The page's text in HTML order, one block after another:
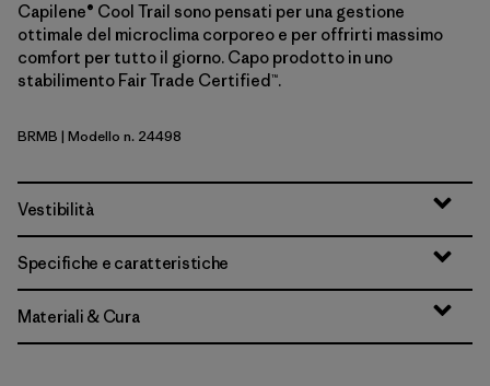
Capilene® Cool Trail sono pensati per una gestione
ottimale del microclima corporeo e per offrirti massimo
comfort per tutto il giorno. Capo prodotto in uno
stabilimento Fair Trade Certified™.
Berm Brown
BRMB | Modello n. 24498
Vestibilità
Specifiche e caratteristiche
Materiali & Cura